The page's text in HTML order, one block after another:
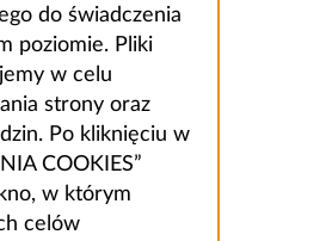
do świadczenia
poziomie. Pliki
w celu
strony oraz
Po kliknięciu w
COOKIES”
w którym
celów